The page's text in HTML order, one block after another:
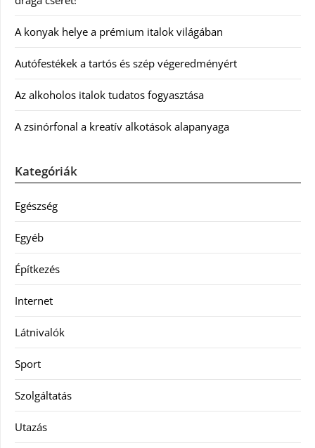
A konyak helye a prémium italok világában
Autófestékek a tartós és szép végeredményért
Az alkoholos italok tudatos fogyasztása
A zsinórfonal a kreatív alkotások alapanyaga
Kategóriák
Egészség
Egyéb
Építkezés
Internet
Látnivalók
Sport
Szolgáltatás
Utazás